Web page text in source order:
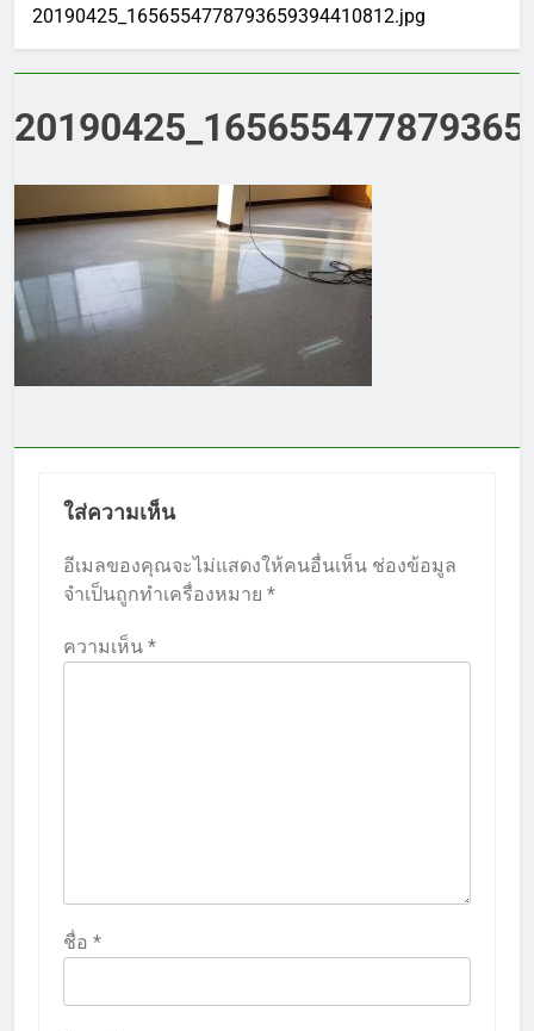
20190425_1656554778793659394410812.jpg
ใส่ความเห็น
อีเมลของคุณจะไม่แสดงให้คนอื่นเห็น ช่องข้อมูล
จำเป็นถูกทำเครื่องหมาย *
ความเห็น *
ชื่อ *